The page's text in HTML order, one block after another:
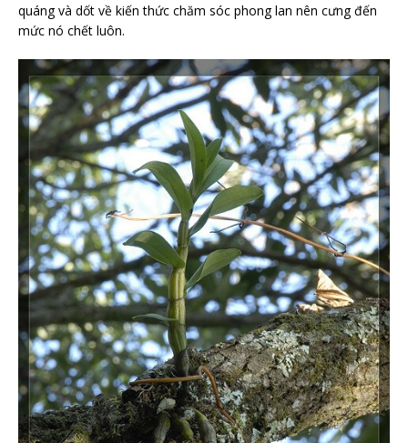
quáng và dốt về kiến thức chăm sóc phong lan nên cưng đến
mức nó chết luôn.